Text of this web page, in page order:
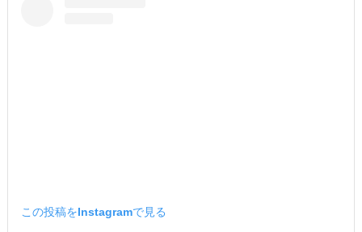
この投稿をInstagramで見る